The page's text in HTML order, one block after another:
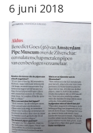
6 juni 2018